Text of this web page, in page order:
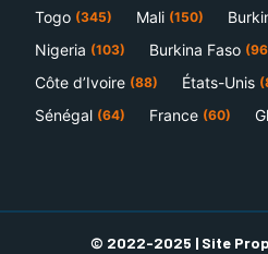
Togo (345) Mali (150)
Nigeria (103) Burkina Faso
Côte d’Ivoire (88) États-Unis
Sénégal (64) France (60)
© 2022-2025 | Site